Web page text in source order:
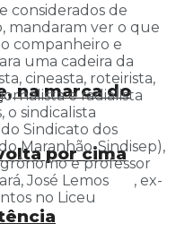
na marca do
por cima
considerados de
mandaram ver o que
companheiro e
uma cadeira da
cineasta, roteirista,
e radialista
o sindicalista
Sindicato dos
Maranhão-Sindisep),
e professor
José Lemos , ex-
no Liceu